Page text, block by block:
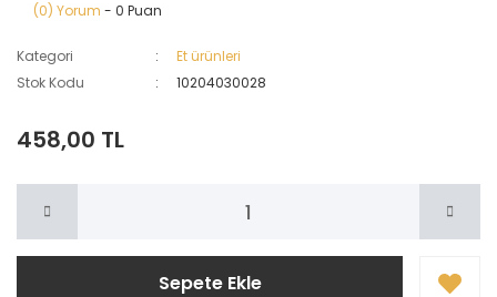
(0) Yorum - 0 Puan
Kategori
Et ürünleri
Stok Kodu
10204030028
458,00 TL
Sepete Ekle